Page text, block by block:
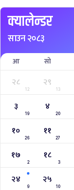
क्यालेन्डर
साउन २०८३
आ सो
२८
12
२९
13
३
19
४
20
१०
26
११
27
१७
2
१८
3
२४
9
२५
10